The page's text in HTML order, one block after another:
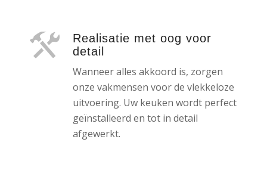
Realisatie met oog voor
detail
Wanneer alles akkoord is, zorgen
onze vakmensen voor de vlekkeloze
uitvoering. Uw keuken wordt perfect
geïnstalleerd en tot in detail
afgewerkt.